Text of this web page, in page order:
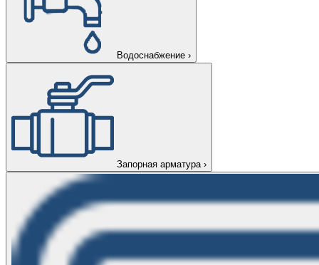
Водоснабжение ›
Запорная арматура ›